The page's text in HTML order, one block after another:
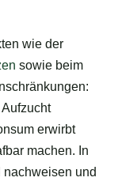
wie der
sowie beim
erwirbt
machen. In
und